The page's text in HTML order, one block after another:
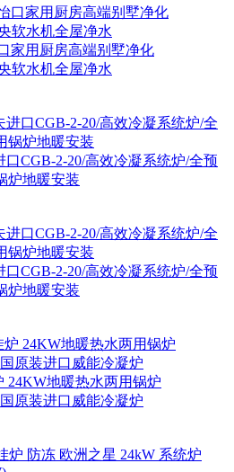
家用厨房高端别墅净化
软水机全屋净水
CGB-2-20/高效冷凝系统炉/全预
炉地暖安装
CGB-2-20/高效冷凝系统炉/全预
炉地暖安装
24KW地暖热水两用锅炉
原装进口威能冷凝炉